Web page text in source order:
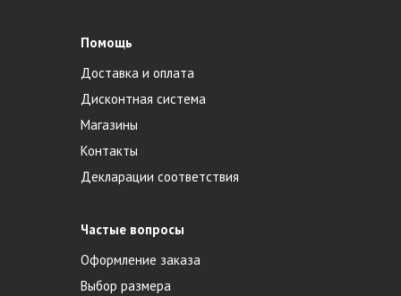
Помощь
Доставка и оплата
Дисконтная система
Магазины
Контакты
Декларации соответствия
Частые вопросы
Оформление заказа
Выбор размера